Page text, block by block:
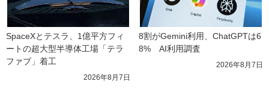
SpaceXとテスラ、1億平方フィ
ートの超大型半導体工場「テラ
ファブ」着工
2026年8月7日
8割がGemini利用、ChatGPTは6
8%　AI利用調査
2026年8月7日